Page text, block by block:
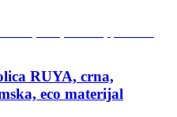
RUYA, crna,
eco materijal